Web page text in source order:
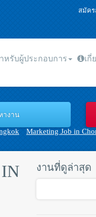
สมัค
หรับผู้ประกอบการ เกี่
Marketing Job in
งานที่ดูล่าสุด